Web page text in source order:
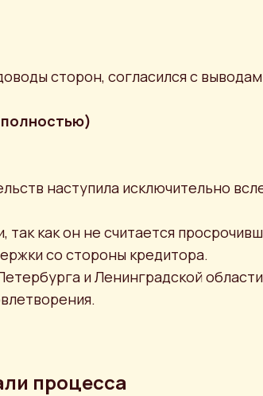
сторон, согласился с
полностью)
наступила исключительно
как он не считается
со стороны кредитора.
и Ленинградской
процесса